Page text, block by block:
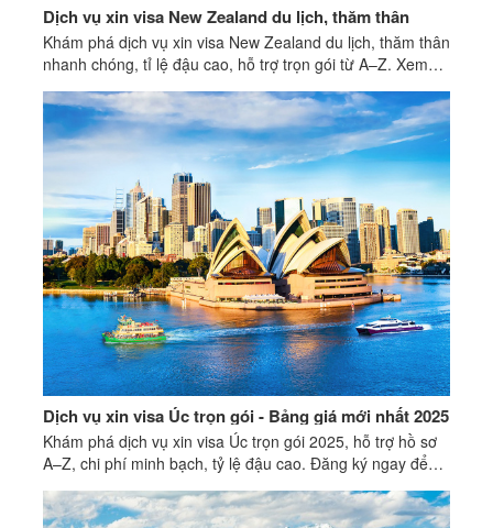
Dịch vụ xin visa New Zealand du lịch, thăm thân
Khám phá dịch vụ xin visa New Zealand du lịch, thăm thân
nhanh chóng, tỉ lệ đậu cao, hỗ trợ trọn gói từ A–Z. Xem
Dịch vụ xin visa Úc trọn gói - Bảng giá mới nhất 2025
Khám phá dịch vụ xin visa Úc trọn gói 2025, hỗ trợ hồ sơ
A–Z, chi phí minh bạch, tỷ lệ đậu cao. Đăng ký ngay để
được tư vấn miễn phí hôm nay!